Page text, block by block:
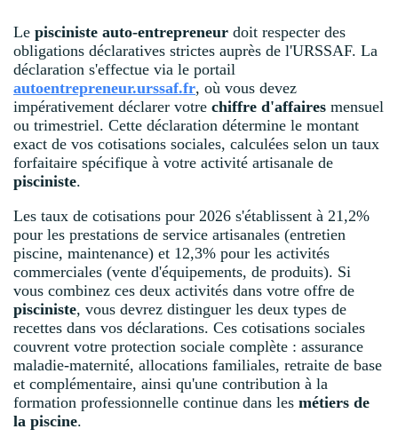
Le pisciniste auto-entrepreneur doit respecter des
obligations déclaratives strictes auprès de l'URSSAF. La
déclaration s'effectue via le portail
autoentrepreneur.urssaf.fr, où vous devez
impérativement déclarer votre chiffre d'affaires mensuel
ou trimestriel. Cette déclaration détermine le montant
exact de vos cotisations sociales, calculées selon un taux
forfaitaire spécifique à votre activité artisanale de
pisciniste.
Les taux de cotisations pour 2026 s'établissent à 21,2%
pour les prestations de service artisanales (entretien
piscine, maintenance) et 12,3% pour les activités
commerciales (vente d'équipements, de produits). Si
vous combinez ces deux activités dans votre offre de
pisciniste, vous devrez distinguer les deux types de
recettes dans vos déclarations. Ces cotisations sociales
couvrent votre protection sociale complète : assurance
maladie-maternité, allocations familiales, retraite de base
et complémentaire, ainsi qu'une contribution à la
formation professionnelle continue dans les métiers de
la piscine.